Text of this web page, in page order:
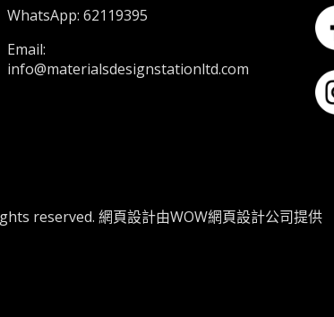
WhatsApp: 62119395
Email:
info@materialsdesignstationltd.com
reserved.網頁設計由WOW網頁設計公司提供